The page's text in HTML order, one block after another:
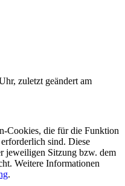
zuletzt geändert am
Cookies, die für die Funktion
sind. Diese
jeweiligen Sitzung bzw. dem
Weitere Informationen
.